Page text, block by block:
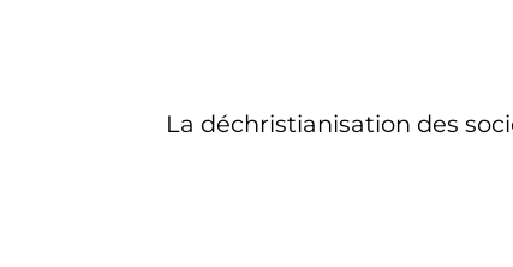
La déchristianisation des